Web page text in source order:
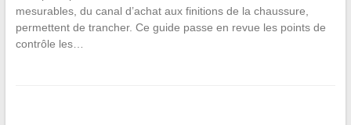
mesurables, du canal d’achat aux finitions de la chaussure,
permettent de trancher. Ce guide passe en revue les points de
contrôle les…